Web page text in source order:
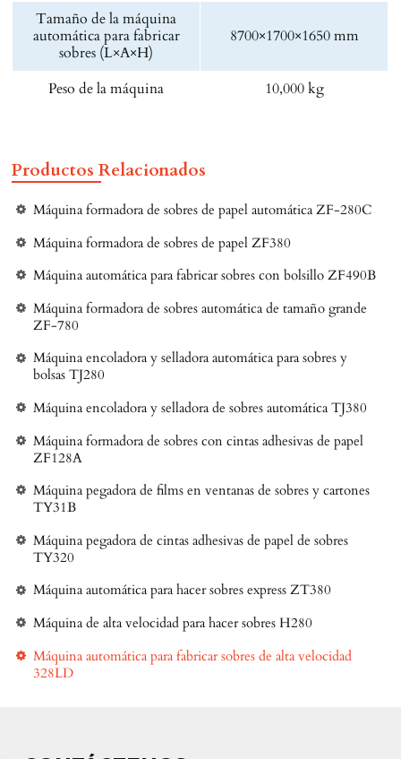
Tamaño de la máquina
automática para fabricar
sobres (L×A×H)
8700×1700×1650 mm
Peso de la máquina 10,000 kg
Productos Relacionados
Máquina formadora de sobres de papel automática ZF-280C
Máquina formadora de sobres de papel ZF380
Máquina automática para fabricar sobres con bolsillo ZF490B
Máquina formadora de sobres automática de tamaño grande
ZF-780
Máquina encoladora y selladora automática para sobres y
bolsas TJ280
Máquina encoladora y selladora de sobres automática TJ380
Máquina formadora de sobres con cintas adhesivas de papel
ZF128A
Máquina pegadora de films en ventanas de sobres y cartones
TY31B
Máquina pegadora de cintas adhesivas de papel de sobres
TY320
Máquina automática para hacer sobres express ZT380
Máquina de alta velocidad para hacer sobres H280
Máquina automática para fabricar sobres de alta velocidad
328LD